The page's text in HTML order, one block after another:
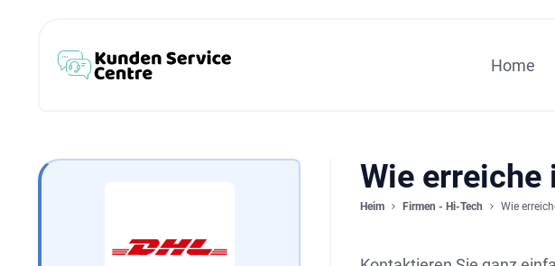
Home
Wie erreiche
Heim Firmen - Hi-Tech Wie